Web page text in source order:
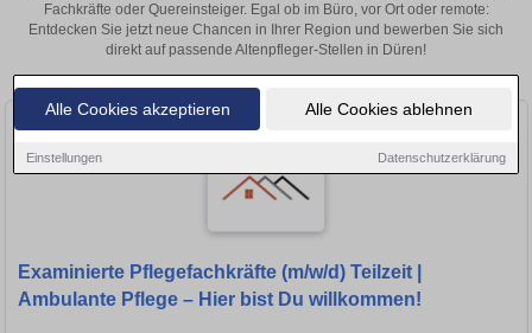
Alle Cookies akzeptieren Alle Cookies ablehnen
Einstellungen Datenschutzerklärung
Fachkräfte oder Quereinsteiger. Egal ob im Büro, vor Ort oder remote:
Entdecken Sie jetzt neue Chancen in Ihrer Region und bewerben Sie sich
direkt auf passende Altenpfleger-Stellen in Düren!
Examinierte Pflegefachkräfte (m/w/d) Teilzeit |
Ambulante Pflege – Hier bist Du willkommen!